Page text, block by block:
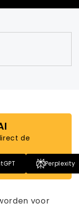
de
Perplexity
voor